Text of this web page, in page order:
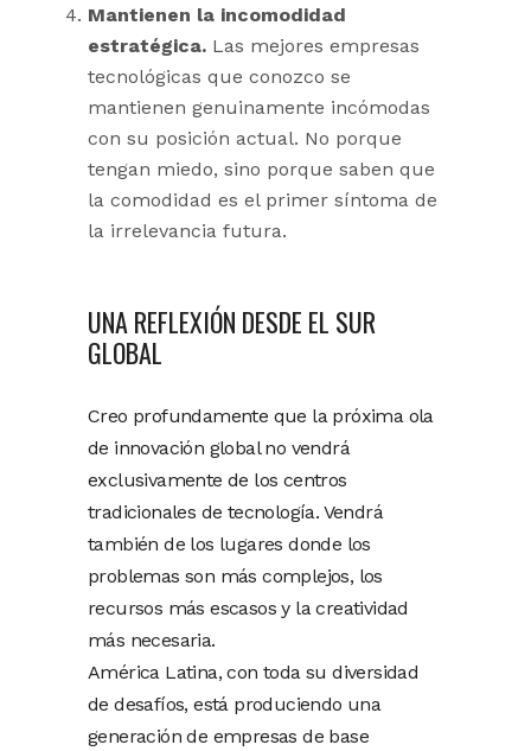
Mantienen la incomodidad
estratégica. Las mejores empresas
tecnológicas que conozco se
mantienen genuinamente incómodas
con su posición actual. No porque
tengan miedo, sino porque saben que
la comodidad es el primer síntoma de
la irrelevancia futura.
UNA REFLEXIÓN DESDE EL SUR
GLOBAL
Creo profundamente que la próxima ola
de innovación global no vendrá
exclusivamente de los centros
tradicionales de tecnología. Vendrá
también de los lugares donde los
problemas son más complejos, los
recursos más escasos y la creatividad
más necesaria.
América Latina, con toda su diversidad
de desafíos, está produciendo una
generación de empresas de base